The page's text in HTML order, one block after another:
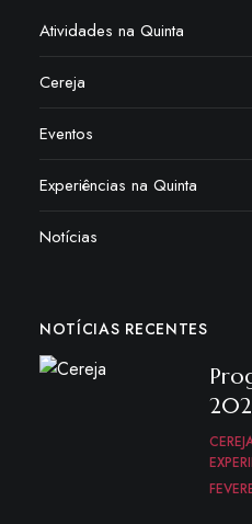
Atividades na Quinta
Cereja
Eventos
Experiências na Quinta
Notícias
NOTÍCIAS RECENTES